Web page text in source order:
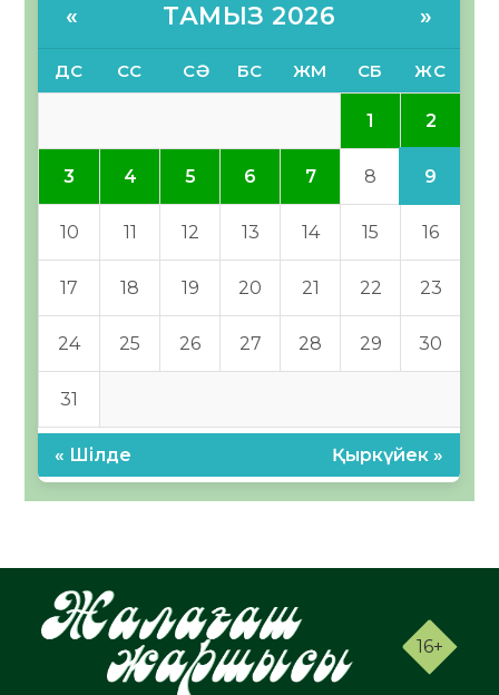
« ТАМЫЗ 2026 »
ДС СС СӘ БС ЖМ СБ ЖС
1 2
3 4 5 6 7 8 9
10 11 12 13 14 15 16
17 18 19 20 21 22 23
24 25 26 27 28 29 30
31
« Шілде Қыркүйек »
16+